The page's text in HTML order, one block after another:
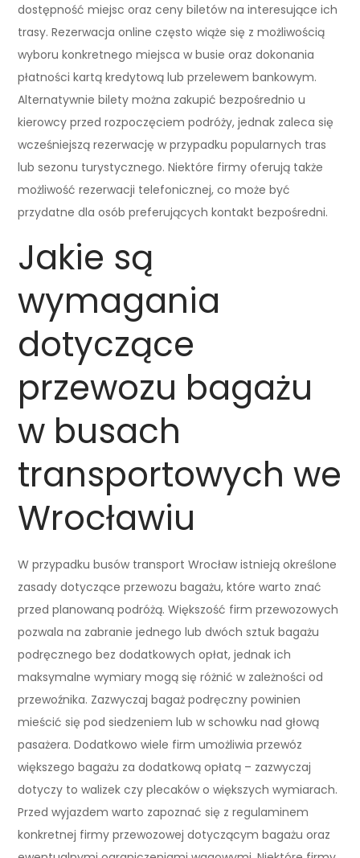
dostępność miejsc oraz ceny biletów na interesujące ich
trasy. Rezerwacja online często wiąże się z możliwością
wyboru konkretnego miejsca w busie oraz dokonania
płatności kartą kredytową lub przelewem bankowym.
Alternatywnie bilety można zakupić bezpośrednio u
kierowcy przed rozpoczęciem podróży, jednak zaleca się
wcześniejszą rezerwację w przypadku popularnych tras
lub sezonu turystycznego. Niektóre firmy oferują także
możliwość rezerwacji telefonicznej, co może być
przydatne dla osób preferujących kontakt bezpośredni.
Jakie są
wymagania
dotyczące
przewozu bagażu
w busach
transportowych we
Wrocławiu
W przypadku busów transport Wrocław istnieją określone
zasady dotyczące przewozu bagażu, które warto znać
przed planowaną podróżą. Większość firm przewozowych
pozwala na zabranie jednego lub dwóch sztuk bagażu
podręcznego bez dodatkowych opłat, jednak ich
maksymalne wymiary mogą się różnić w zależności od
przewoźnika. Zazwyczaj bagaż podręczny powinien
mieścić się pod siedzeniem lub w schowku nad głową
pasażera. Dodatkowo wiele firm umożliwia przewóz
większego bagażu za dodatkową opłatą – zazwyczaj
dotyczy to walizek czy plecaków o większych wymiarach.
Przed wyjazdem warto zapoznać się z regulaminem
konkretnej firmy przewozowej dotyczącym bagażu oraz